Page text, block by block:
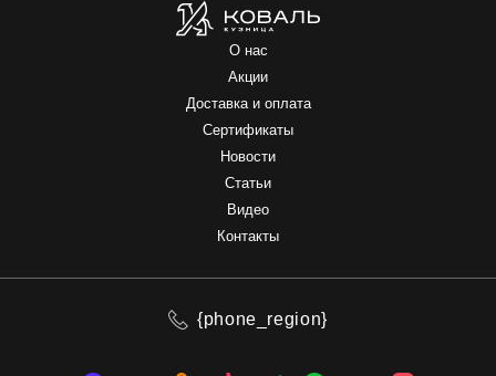
О нас
Акции
Доставка и оплата
Сертификаты
Новости
Статьи
Видео
Контакты
{phone_region}